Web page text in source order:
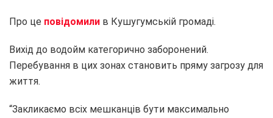
Про це повідомили в Кушугумській громаді.
Вихід до водойм категорично заборонений.
Перебування в цих зонах становить пряму загрозу для
життя.
“Закликаємо всіх мешканців бути максимально